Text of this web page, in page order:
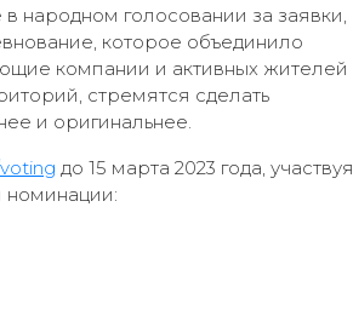
народном голосовании за заявки,
которое объединило
компании и активных жителей
стремятся сделать
и оригинальнее.
до 15 марта 2023 года, участвуя
номинации: